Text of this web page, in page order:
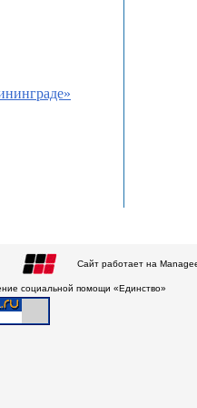
Сайт работает на
социальной помощи «Единство»